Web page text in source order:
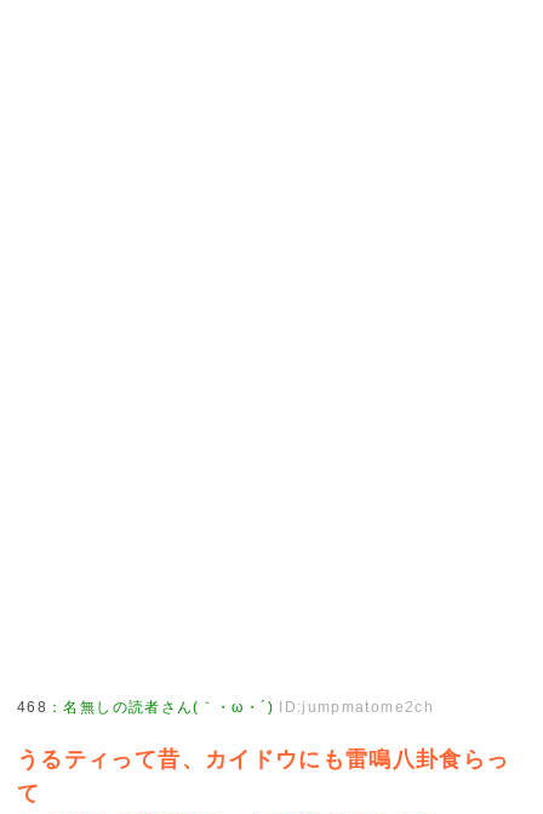
468 ：名無しの読者さん(｀・ω・´) ID:jumpmatome2ch
うるティって昔、カイドウにも雷鳴八卦食らっ
て